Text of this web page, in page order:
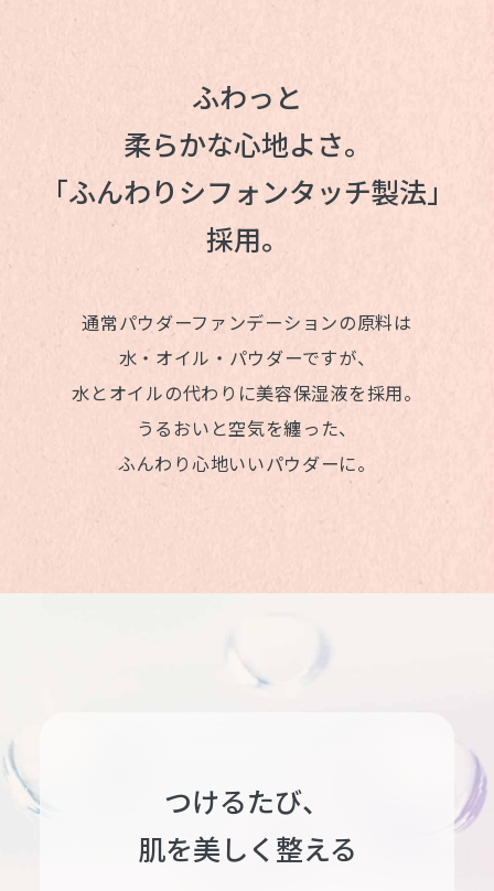
ふわっと
柔らかな心地よさ。
「ふんわりシフォンタッチ製法」
採用。
通常パウダーファンデーションの原料は
水・オイル・パウダーですが、
水とオイルの代わりに美容保湿液を採用。
うるおいと空気を纏った、
ふんわり心地いいパウダーに。
つけるたび、
肌を美しく整える